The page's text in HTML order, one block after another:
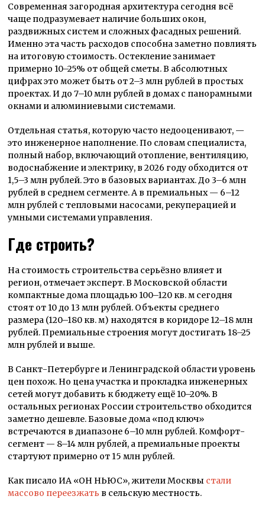
Современная загородная архитектура сегодня всё
чаще подразумевает наличие больших окон,
раздвижных систем и сложных фасадных решений.
Именно эта часть расходов способна заметно повлиять
на итоговую стоимость. Остекление занимает
примерно 10–25% от общей сметы. В абсолютных
цифрах это может быть от 2–3 млн рублей в простых
проектах. И до 7–10 млн рублей в домах с панорамными
окнами и алюминиевыми системами.
Отдельная статья, которую часто недооценивают, —
это инженерное наполнение. По словам специалиста,
полный набор, включающий отопление, вентиляцию,
водоснабжение и электрику, в 2026 году обходится от
1,5–3 млн рублей. Это в базовых вариантах. До 3–6 млн
рублей в среднем сегменте. А в премиальных — 6–12
млн рублей с тепловыми насосами, рекуперацией и
умными системами управления.
Где строить?
На стоимость строительства серьёзно влияет и
регион, отмечает эксперт. В Московской области
компактные дома площадью 100–120 кв. м сегодня
стоят от 10 до 13 млн рублей. Объекты среднего
размера (120–180 кв. м) находятся в коридоре 12–18 млн
рублей. Премиальные строения могут достигать 18–25
млн рублей и выше.
В Санкт-Петербурге и Ленинградской области уровень
цен похож. Но цена участка и прокладка инженерных
сетей могут добавить к бюджету ещё 10–20%. В
остальных регионах России строительство обходится
заметно дешевле. Базовые дома «под ключ»
встречаются в диапазоне 6–10 млн рублей. Комфорт-
сегмент — 8–14 млн рублей, а премиальные проекты
стартуют примерно от 15 млн рублей.
Как писало ИА «ОН НЬЮС», жители Москвы стали
массово переезжать в сельскую местность.